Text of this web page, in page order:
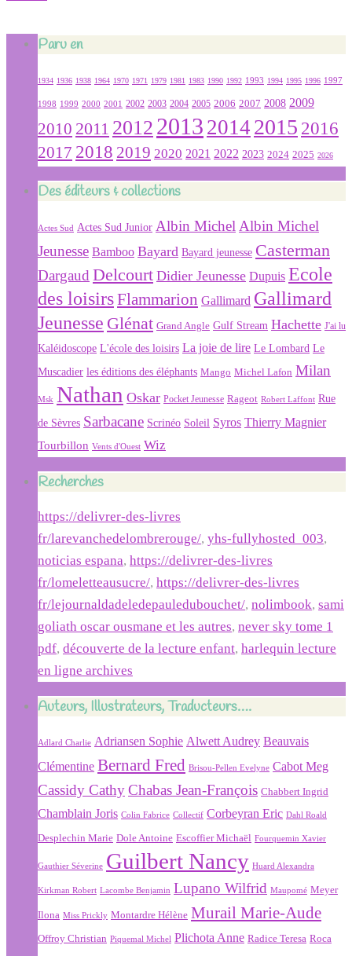
Paru en
1934 1936 1938 1964 1970 1971 1979 1981 1983 1990 1992 1993 1994 1995 1996 1997
1998 1999 2000 2001 2002 2003 2004 2005 2006 2007 2008 2009
2010 2011 2012 2013 2014 2015 2016
2017 2018 2019 2020 2021 2022 2023 2024 2025 2026
Des éditeurs & collections
Actes Sud Actes Sud Junior Albin Michel Albin Michel
Jeunesse Bamboo Bayard Bayard jeunesse Casterman
Dargaud Delcourt Didier Jeunesse Dupuis Ecole
des loisirsFlammarion Gallimard Gallimard
Jeunesse Glénat Grand Angle Gulf Stream Hachette J'ai lu
Kaléidoscope L'école des loisirs La joie de lire Le Lombard Le
Muscadier les éditions des éléphants Mango Michel Lafon Milan
Msk Nathan Oskar Pocket Jeunesse Rageot Robert Laffont Rue
de Sèvres Sarbacane Scrinéo Soleil Syros Thierry Magnier
Tourbillon Vents d'Ouest Wiz
Recherches
https://delivrer-des-livres
fr/larevanchedelombrerouge/, yhs-fullyhosted_003,
noticias espana, https://delivrer-des-livres
fr/lomeletteausucre/, https://delivrer-des-livres
fr/lejournaldadeledepauledubouchet/, nolimbook, sami
goliath oscar ousmane et les autres, never sky tome 1
pdf, découverte de la lecture enfant, harlequin lecture
en ligne archives
Auteurs, Illustrateurs, Traducteurs….
Adlard Charlie Adriansen Sophie Alwett Audrey Beauvais
Clémentine Bernard Fred Brisou-Pellen Evelyne Cabot Meg
Cassidy CathyChabas Jean-François Chabbert Ingrid
Chamblain Joris Colin Fabrice Collectif Corbeyran Eric Dahl Roald
Desplechin Marie Dole Antoine Escoffier Michaël Fourquemin Xavier
Gauthier Séverine Guilbert Nancy Huard Alexandra
Kirkman Robert Lacombe Benjamin Lupano Wilfrid Maupomé Meyer
Ilona Miss Prickly Montardre Hélène Murail Marie-Aude
Offroy Christian Piquemal Michel Plichota Anne Radice Teresa Roca